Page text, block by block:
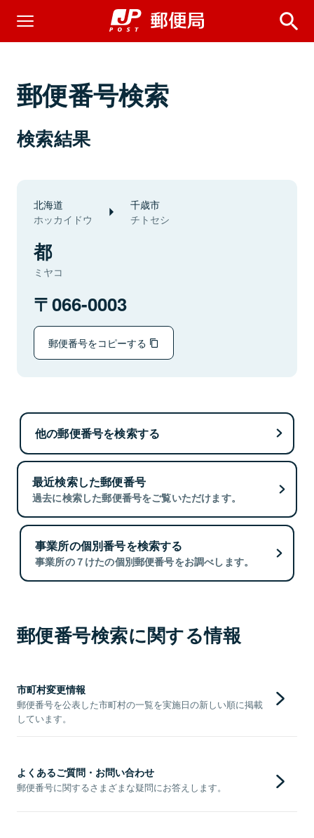
郵便番号検索
検索結果
北海道
ホッカイドウ
千歳市
チトセシ
都
ミヤコ
066-0003
郵便番号をコピーする
他の郵便番号を検索する
最近検索した郵便番号
過去に検索した郵便番号をご覧いただけます。
事業所の個別番号を検索する
事業所の７けたの個別郵便番号をお調べします。
郵便番号検索に関する情報
市町村変更情報
郵便番号を公表した市町村の一覧を実施日の新しい順に掲載
しています。
よくあるご質問・お問い合わせ
郵便番号に関するさまざまな疑問にお答えします。